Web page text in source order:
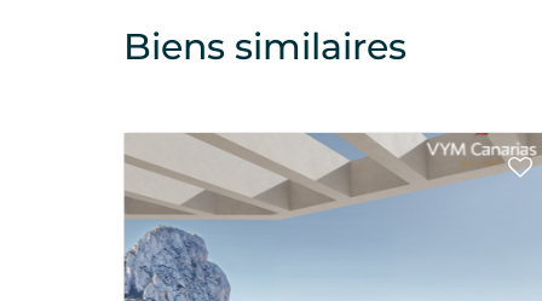
Biens similaires